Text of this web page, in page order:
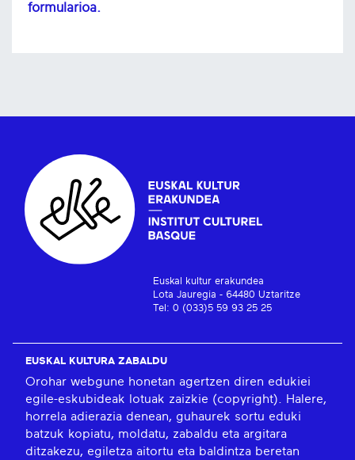
formularioa.
Euskal kultur erakundea
Lota Jauregia - 64480 Uztaritze
Tel: 0 (033)5 59 93 25 25
EUSKAL KULTURA ZABALDU
Orohar webgune honetan agertzen diren edukiei
egile-eskubideak lotuak zaizkie (copyright). Halere,
horrela adierazia denean, guhaurek sortu eduki
batzuk kopiatu, moldatu, zabaldu eta argitara
ditzakezu, egiletza aitortu eta baldintza beretan